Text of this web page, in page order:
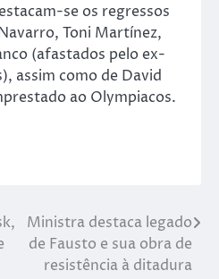
se os regressos
Toni Martínez,
(afastados pelo ex-
assim como de David
ao Olympiacos.
Ministra destaca legado
de Fausto e sua obra de
resistência à ditadura